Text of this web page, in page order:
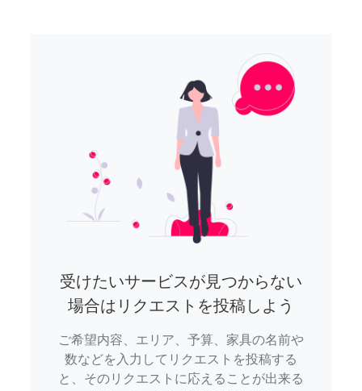
受けたいサービスが見つからない
場合はリクエストを投稿しよう
ご希望内容、エリア、予算、家具の名前や
数などを入力してリクエストを投稿する
と、そのリクエストに応えることが出来る